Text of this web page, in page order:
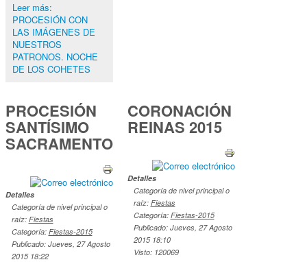
Leer más:
PROCESIÓN CON
LAS IMÁGENES DE
NUESTROS
PATRONOS. NOCHE
DE LOS COHETES
PROCESIÓN
SANTÍSIMO
SACRAMENTO
Detalles
Categoría de nivel principal o
raíz: Fiestas
Categoría: Fiestas-2015
Publicado: Jueves, 27 Agosto
2015 18:22
CORONACIÓN
REINAS 2015
Detalles
Categoría de nivel principal o
raíz: Fiestas
Categoría: Fiestas-2015
Publicado: Jueves, 27 Agosto
2015 18:10
Visto: 120069